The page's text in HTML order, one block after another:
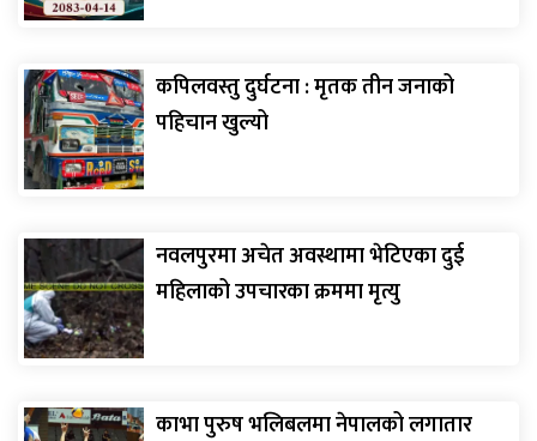
कपिलवस्तु दुर्घटना : मृतक तीन जनाको
पहिचान खुल्यो
नवलपुरमा अचेत अवस्थामा भेटिएका दुई
महिलाको उपचारका क्रममा मृत्यु
काभा पुरुष भलिबलमा नेपालको लगातार